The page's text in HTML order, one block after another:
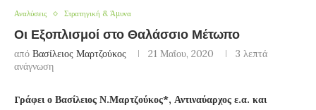
Αναλύσεις Στρατηγική & Άμυνα
Οι Εξοπλισμοί στο Θαλάσσιο Μέτωπο
από Βασίλειος Μαρτζούκος 21 Μαΐου, 2020
3 λεπτά
ανάγνωση
Γράφει ο Βασίλειος Ν.Μαρτζούκος*, Αντιναύαρχος ε.α. και